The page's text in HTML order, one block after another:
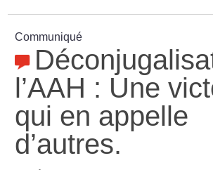
Communiqué
l’AAH : Une
qui en appelle
d’autres.